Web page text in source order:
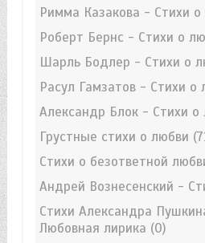
Римма Казакова - Стихи о
Роберт Бернс - Стихи о
Шарль Бодлер - Стихи о
Расул Гамзатов - Стихи о
Александр Блок - Стихи о
Грустные стихи о любви
Стихи о безответной
Андрей Вознесенский -
Стихи Александра
Любовная лирика (0)